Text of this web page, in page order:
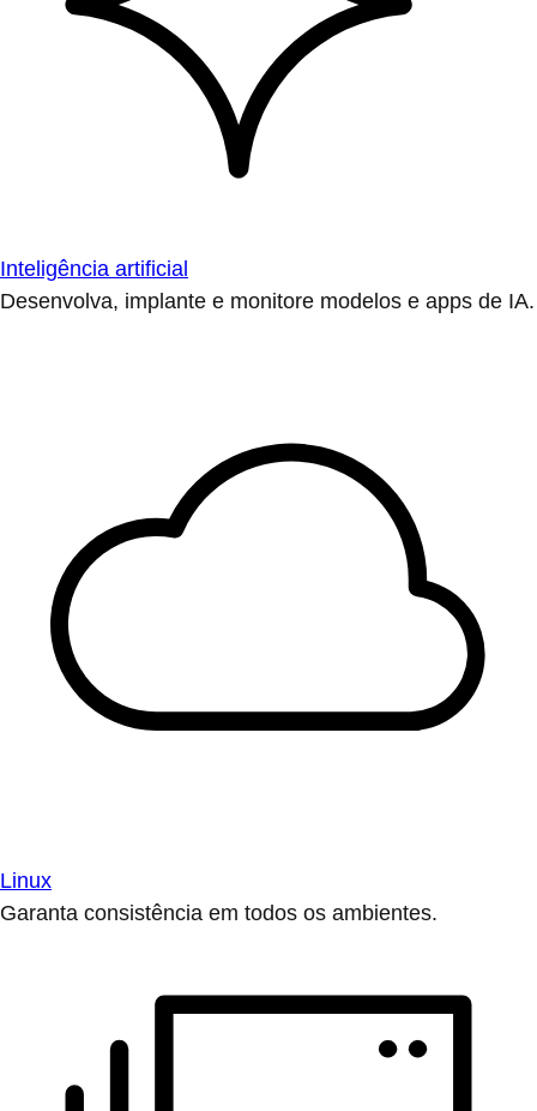
Inteligência artificial
Desenvolva, implante e monitore modelos e apps de IA.
Linux
Garanta consistência em todos os ambientes.